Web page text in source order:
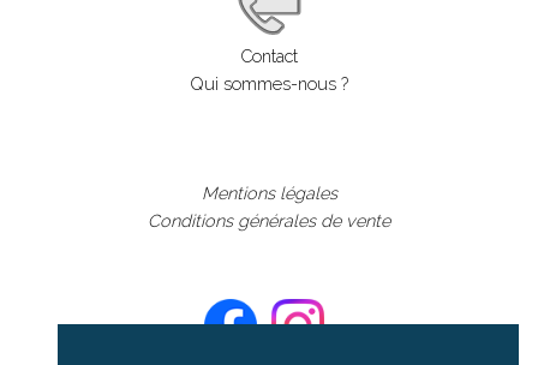
Contact
Qui sommes-nous ?
Mentions légales
Conditions générales de vente